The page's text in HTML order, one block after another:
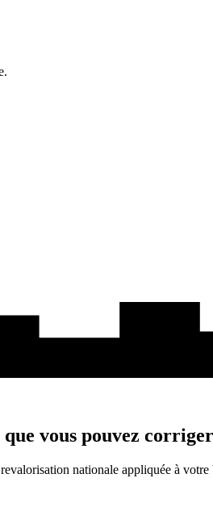
vous pouvez corriger
nationale appliquée à